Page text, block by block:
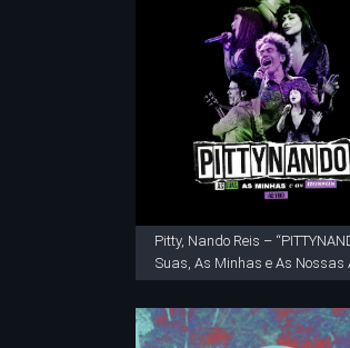
Pitty, Nando Reis –
Suas, As Minhas e As Nossas